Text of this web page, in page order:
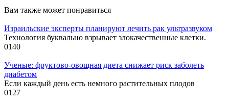
Вам также может понравиться
Израильские эксперты планируют лечить рак ультразвуком
Технология буквально взрывает злокачественные клетки.
0140
Ученые: фруктово-овощная диета снижает риск заболеть
диабетом
Если каждый день есть немного растительных плодов
0127